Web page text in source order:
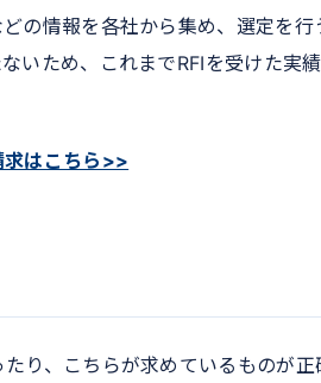
の情報を各社から集め、選定を行
いため、これまでRFIを受けた実
求はこちら>>
り、こちらが求めているものが正